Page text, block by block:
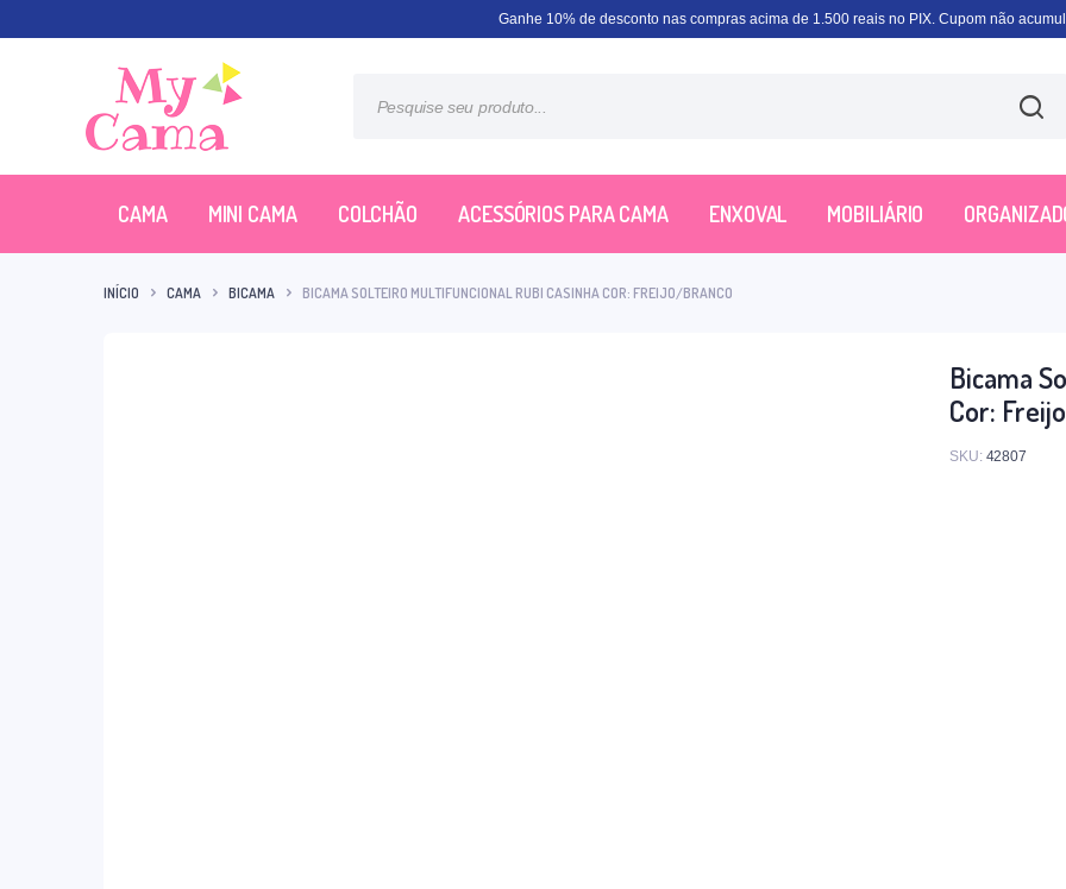
Ganhe 10% de desconto nas compras acima de 1.500 reais no PIX. Cupom não
CAMA MINI CAMA COLCHÃO ACESSÓRIOS PARA CAMA ENXOVAL MOBILIÁRIO
INÍCIO CAMA BICAMA BICAMA SOLTEIRO MULTIFUNCIONAL RUBI CASINHA COR: FREIJO/BRANCO
Bicama
Cor:
SKU: 42807